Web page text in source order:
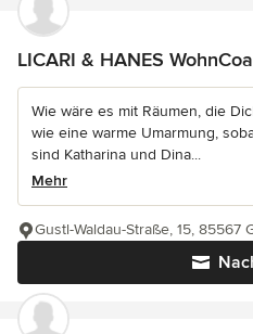
LICARI & HANES
Wie wäre es mit Räumen, die
wie eine warme Umarmung,
sind Katharina und Dina...
Mehr
Gustl-Waldau-Straße, 15, 85567